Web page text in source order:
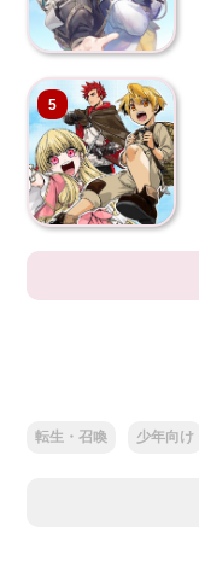
5
転生・召喚 少年向け